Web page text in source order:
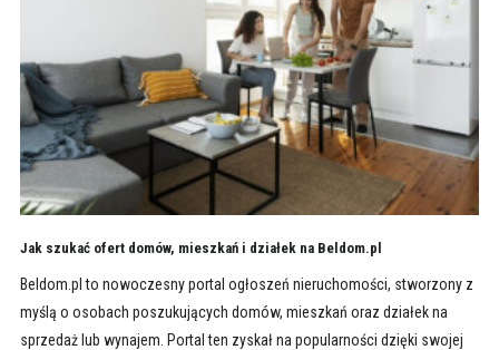
Jak szukać ofert domów, mieszkań i działek na Beldom.pl
Beldom.pl to nowoczesny portal ogłoszeń nieruchomości, stworzony z
myślą o osobach poszukujących domów, mieszkań oraz działek na
sprzedaż lub wynajem. Portal ten zyskał na popularności dzięki swojej